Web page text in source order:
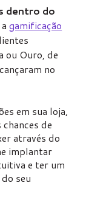
dentro do
agamificação
ou Ouro, de
no
em sua loja,
de
através do
implantar
e ter um
seu